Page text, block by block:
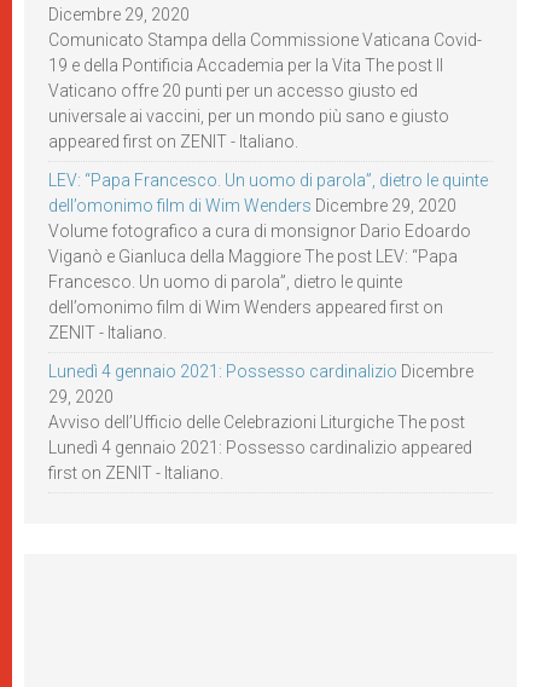
Dicembre 29, 2020
Comunicato Stampa della Commissione Vaticana Covid-
19 e della Pontificia Accademia per la Vita The post Il
Vaticano offre 20 punti per un accesso giusto ed
universale ai vaccini, per un mondo più sano e giusto
appeared first on ZENIT - Italiano.
LEV: “Papa Francesco. Un uomo di parola”, dietro le quinte
dell’omonimo film di Wim Wenders Dicembre 29, 2020
Volume fotografico a cura di monsignor Dario Edoardo
Viganò e Gianluca della Maggiore The post LEV: “Papa
Francesco. Un uomo di parola”, dietro le quinte
dell’omonimo film di Wim Wenders appeared first on
ZENIT - Italiano.
Lunedì 4 gennaio 2021: Possesso cardinalizio Dicembre
29, 2020
Avviso dell’Ufficio delle Celebrazioni Liturgiche The post
Lunedì 4 gennaio 2021: Possesso cardinalizio appeared
first on ZENIT - Italiano.